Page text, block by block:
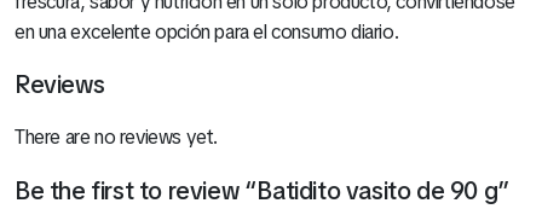
en una excelente opción para el consumo diario.
Reviews
There are no reviews yet.
Be the first to review “Batidito vasito de 90 g”